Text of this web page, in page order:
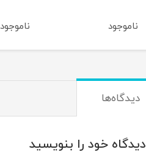
ناموجود ناموجود
دیدگاه‌ها
دیدگاه خود را بنویسید